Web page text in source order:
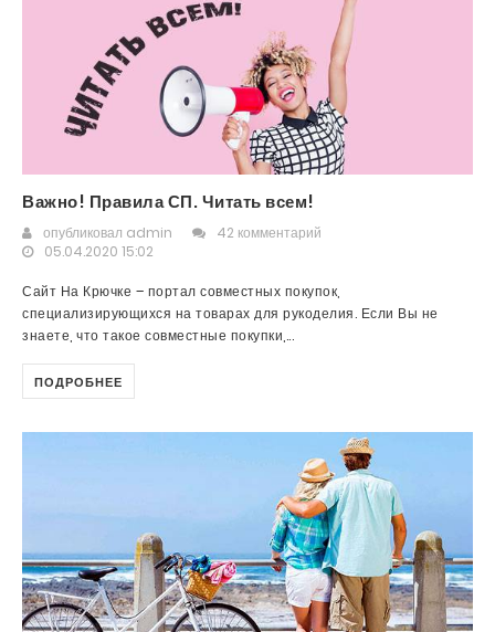
Важно! Правила СП. Читать всем!
опубликовал admin
42 комментарий
05.04.2020 15:02
Сайт На Крючке – портал совместных покупок,
специализирующихся на товарах для рукоделия. Если Вы не
знаете, что такое совместные покупки,...
ПОДРОБНЕЕ